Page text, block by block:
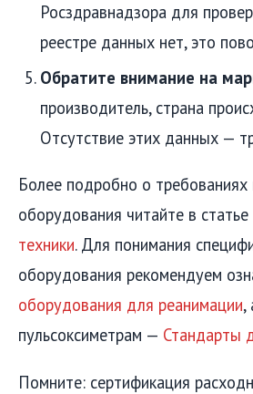
Росздравнадзора для
реестре данных нет, это
Обратите внимание на
производитель, страна
Отсутствие этих данных —
Более подробно о требованиях
оборудования читайте в статье
техники. Для понимания
оборудования рекомендуем
оборудования для реанимации,
пульсоксиметрам — Стандарты
Помните: сертификация